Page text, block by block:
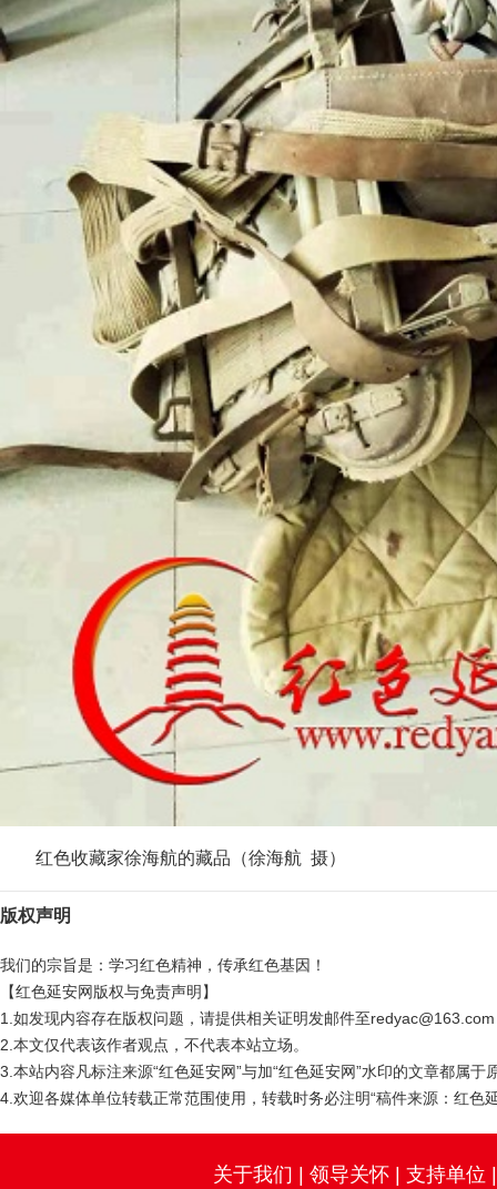
红色收藏家徐海航的藏品（徐海航 摄）
版权声明
我们的宗旨是：学习红色精神，传承红色基因！
【红色延安网版权与免责声明】
1.如发现内容存在版权问题，请提供相关证明发邮件至
2.本文仅代表该作者观点，不代表本站立场。
3.本站内容凡标注来源“红色延安网”与加“红色延安网”水印的文章都属
4.欢迎各媒体单位转载正常范围使用，转载时务必注明“稿件来源：红色
关于我们 | 领导关怀| 支持单位